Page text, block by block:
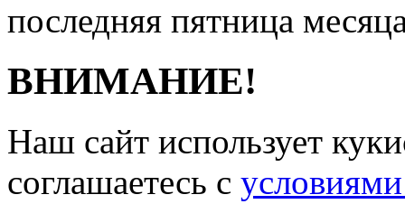
последняя пятница
ВНИМАНИЕ!
Наш сайт использует
соглашаетесь c